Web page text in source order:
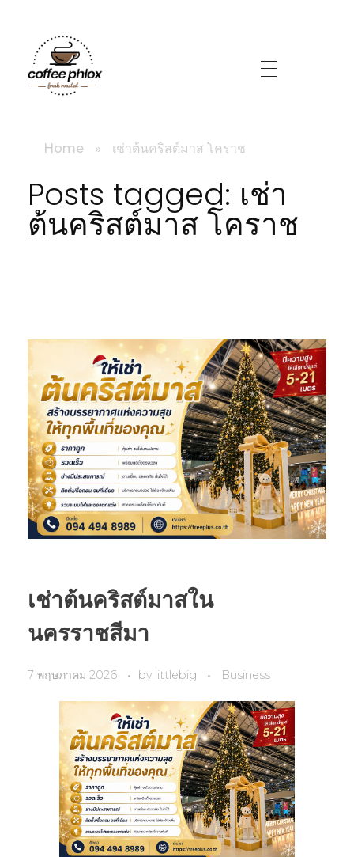
Home » เช่าต้นคริสต์มาส โคราช
Posts tagged: เช่า
ต้นคริสต์มาส โคราช
เช่าต้นคริสต์มาสใน
นครราชสีมา
7 พฤษภาคม 2026 by littlebig Business